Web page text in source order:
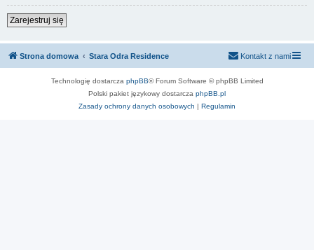
Zarejestruj się
Strona domowa Stara Odra Residence Kontakt z nami
Technologię dostarcza phpBB® Forum Software © phpBB Limited
Polski pakiet językowy dostarcza phpBB.pl
Zasady ochrony danych osobowych | Regulamin